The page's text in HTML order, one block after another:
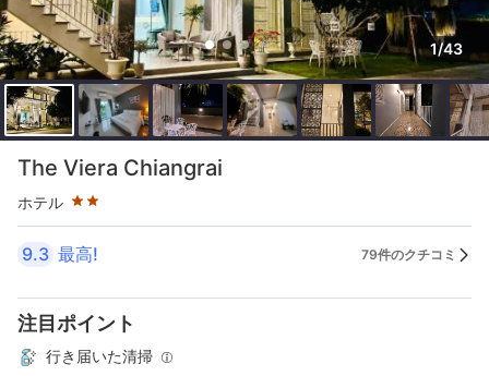
1/43
The Viera Chiangrai
ホテル
星評価 2つ星
9.3 最高! 79件のクチコミ
注目ポイント
行き届いた清掃